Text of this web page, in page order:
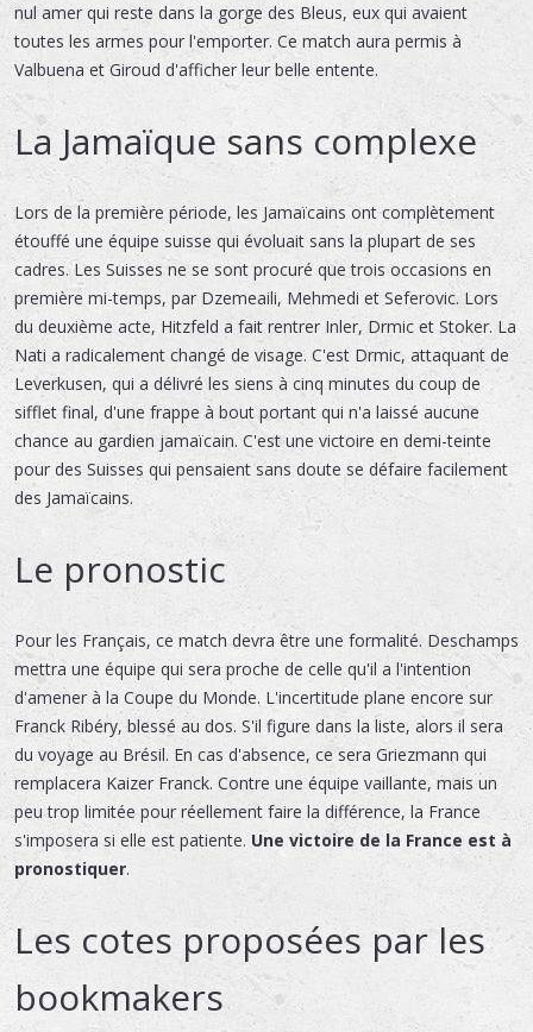
nul amer qui reste dans la gorge des Bleus, eux qui avaient
toutes les armes pour l'emporter. Ce match aura permis à
Valbuena et Giroud d'afficher leur belle entente.
La Jamaïque sans complexe
Lors de la première période, les Jamaïcains ont complètement
étouffé une équipe suisse qui évoluait sans la plupart de ses
cadres. Les Suisses ne se sont procuré que trois occasions en
première mi-temps, par Dzemeaili, Mehmedi et Seferovic. Lors
du deuxième acte, Hitzfeld a fait rentrer Inler, Drmic et Stoker. La
Nati a radicalement changé de visage. C'est Drmic, attaquant de
Leverkusen, qui a délivré les siens à cinq minutes du coup de
sifflet final, d'une frappe à bout portant qui n'a laissé aucune
chance au gardien jamaïcain. C'est une victoire en demi-teinte
pour des Suisses qui pensaient sans doute se défaire facilement
des Jamaïcains.
Le pronostic
Pour les Français, ce match devra être une formalité. Deschamps
mettra une équipe qui sera proche de celle qu'il a l'intention
d'amener à la Coupe du Monde. L'incertitude plane encore sur
Franck Ribéry, blessé au dos. S'il figure dans la liste, alors il sera
du voyage au Brésil. En cas d'absence, ce sera Griezmann qui
remplacera Kaizer Franck. Contre une équipe vaillante, mais un
peu trop limitée pour réellement faire la différence, la France
s'imposera si elle est patiente. Une victoire de la France est à
pronostiquer.
Les cotes proposées par les
bookmakers